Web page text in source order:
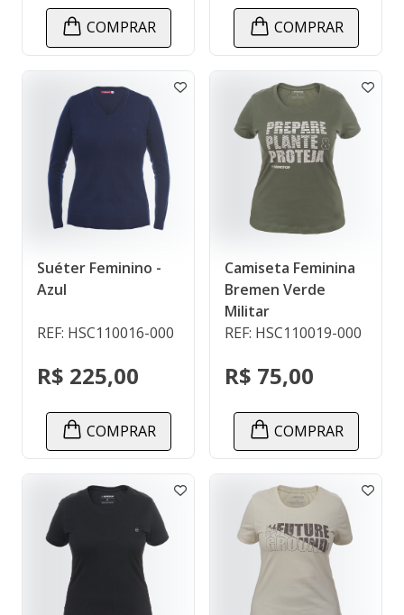
COMPRAR COMPRAR
Suéter Feminino -
Azul
REF: HSC110016-000
R$ 225,00
COMPRAR
Camiseta Feminina
Bremen Verde
Militar
REF: HSC110019-000
R$ 75,00
COMPRAR